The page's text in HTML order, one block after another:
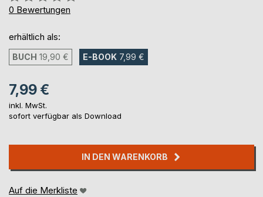
0%
0 Bewertungen
erhältlich als:
BUCH 19,90 € E-BOOK 7,99 €
7,99 €
inkl. MwSt.
sofort verfügbar als Download
IN DEN WARENKORB
Auf die Merkliste